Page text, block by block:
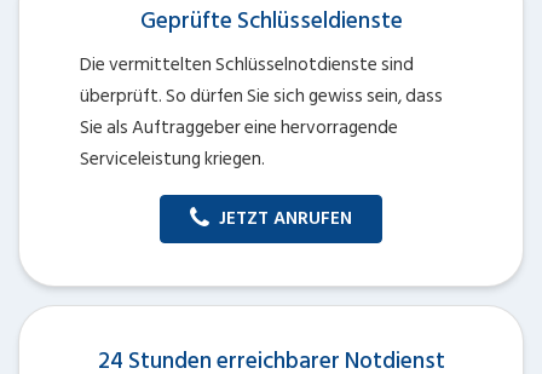
Geprüfte Schlüsseldienste
Die vermittelten Schlüsselnotdienste sind
überprüft. So dürfen Sie sich gewiss sein, dass
Sie als Auftraggeber eine hervorragende
Serviceleistung kriegen.
JETZT ANRUFEN
24 Stunden erreichbarer Notdienst